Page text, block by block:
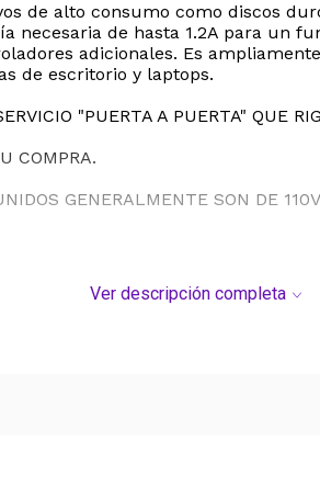
de alto consumo como discos
necesaria de hasta 1.2A para
adicionales. Es
de escritorio y laptops.
"PUERTA A PUERTA" QUE
COMPRA.
GENERALMENTE SON DE
Ver descripción completa